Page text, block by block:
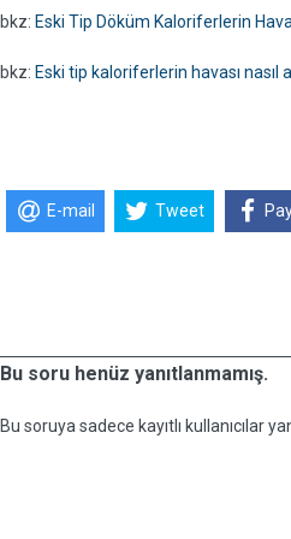
bkz: Eski Tip Döküm Kaloriferlerin
bkz: Eski tip kaloriferlerin havası nasıl
E-mail Tweet
Bu soru henüz yanıtlanmamış.
Bu soruya sadece kayıtlı kullanıcılar